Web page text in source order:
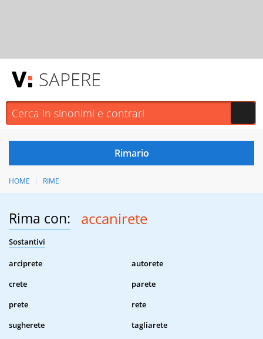
SAPERE
HOME RIME
Rima con: accanirete
Sostantivi
arciprete
autorete
crete
parete
prete
rete
sugherete
tagliarete